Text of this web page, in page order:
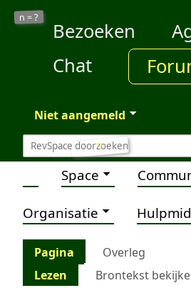
?
n =?
Bezoeken
Chat
Niet aangemeld
Space
Organisatie
Pagina Overleg
Lezen
Brontekst